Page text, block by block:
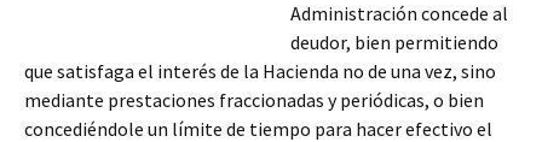
Administración concede al
deudor, bien permitiendo
que satisfaga el interés de la Hacienda no de una vez, sino
mediante prestaciones fraccionadas y periódicas, o bien
concediéndole un límite de tiempo para hacer efectivo el